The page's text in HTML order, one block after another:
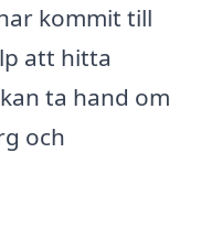
kommit till
att hitta
ta hand om
och